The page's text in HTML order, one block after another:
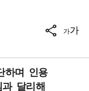
가가
하며 인용
달리해